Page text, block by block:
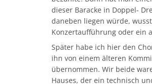
dieser Baracke in Doppel-
daneben liegen würde,
Konzertaufführung oder ein
Später habe ich hier den
ihn von einem älteren
übernommen. Wir beide
Hauses, der ein technisch